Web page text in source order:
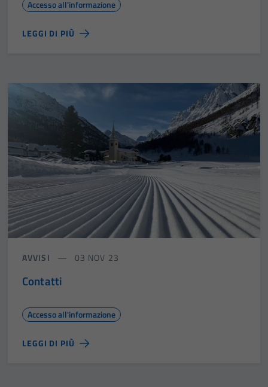
Accesso all'informazione
LEGGI DI PIÙ
AVVISI 03 NOV 23
Contatti
Accesso all'informazione
LEGGI DI PIÙ